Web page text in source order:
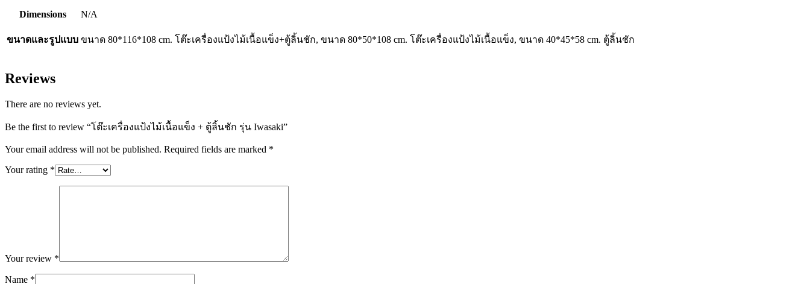
Dimensions N/A
ขนาดและรูปแบบ ขนาด 80*116*108 cm. โต๊ะเครื่องแป้งไม้เนื้อแข็ง+ตู้ลิ้นชัก, ขนาด 80*50*108 cm. โต๊ะเครื่องแป้งไม้เนื้อแข็ง, ขนาด 40*45*58 cm. ตู้ลิ้นชัก
Reviews
There are no reviews yet.
Be the first to review “โต๊ะเครื่องแป้งไม้เนื้อแข็ง + ตู้ลิ้นชัก รุ่น Iwasaki”
Your email address will not be published. Required fields are marked *
Your rating *
Your review *
Name *